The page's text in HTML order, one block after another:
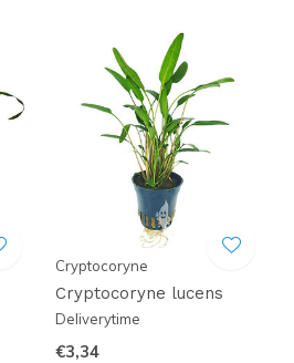
Cryptocoryne
Cryptocoryne lucens
Deliverytime
€3,34